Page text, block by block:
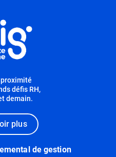
défis RH,
demain.
plus
de gestion